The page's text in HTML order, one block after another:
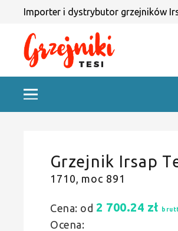
Importer i dystrybutor grzejników
Grzejnik Irsap
1710, moc 891
Cena: od 2 700.24 zł
Ocena: